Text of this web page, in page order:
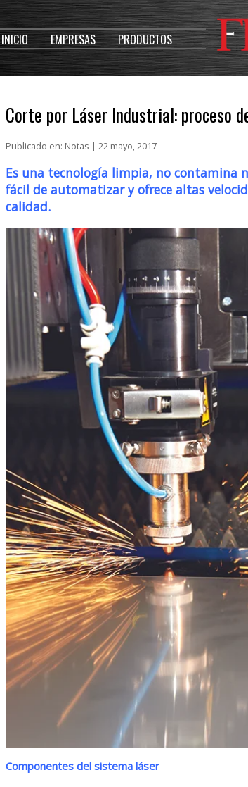
INICIO EMPRESAS PRODUCTOS
Corte por Láser Industrial: proceso
Publicado en: Notas | 22 mayo, 2017
Es una tecnología limpia, no contamina
fácil de automatizar y ofrece altas
calidad.
Componentes del sistema láser